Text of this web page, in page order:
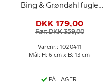
Bing & Grøndahl fugle
DKK 179,00
Før: DKK 359,00
Varenr.: 1020411
Mål: H: 6 cm x B: 13 cm
PÅ LAGER